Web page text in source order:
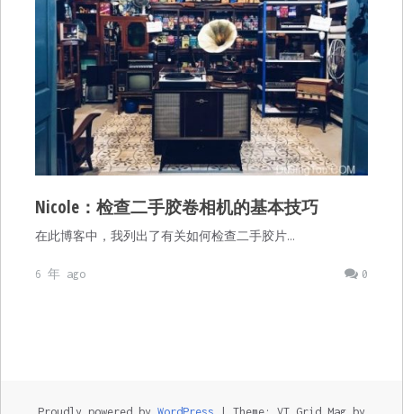
Nicole：检查二手胶卷相机的基本技巧
在此博客中，我列出了有关如何检查二手胶片…
0
6 年 ago